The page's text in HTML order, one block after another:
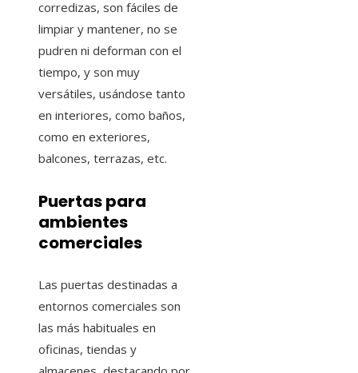
corredizas, son fáciles de
limpiar y mantener, no se
pudren ni deforman con el
tiempo, y son muy
versátiles, usándose tanto
en interiores, como baños,
como en exteriores,
balcones, terrazas, etc.
Puertas para
ambientes
comerciales
Las puertas destinadas a
entornos comerciales son
las más habituales en
oficinas, tiendas y